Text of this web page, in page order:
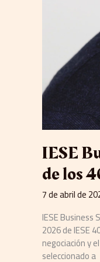
IESE
de los
7 de abril de
IESE Business
2026 de IESE
negociación y
seleccionado a